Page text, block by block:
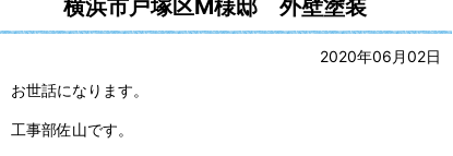
横浜市戸塚区M様邸 外壁塗装
2020年06月02日
お世話になります。
工事部佐山です。